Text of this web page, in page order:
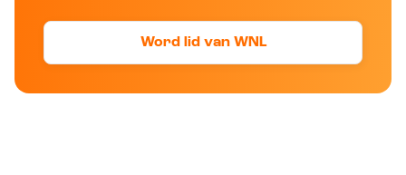
Word lid van WNL